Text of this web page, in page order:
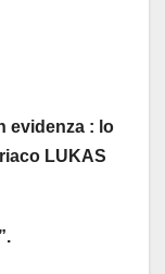
evidenza : lo
LUKAS